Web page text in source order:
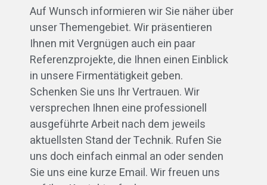
Auf Wunsch informieren wir Sie näher über
unser Themengebiet. Wir präsentieren
Ihnen mit Vergnügen auch ein paar
Referenzprojekte, die Ihnen einen Einblick
in unsere Firmentätigkeit geben.
Schenken Sie uns Ihr Vertrauen. Wir
versprechen Ihnen eine professionell
ausgeführte Arbeit nach dem jeweils
aktuellsten Stand der Technik. Rufen Sie
uns doch einfach einmal an oder senden
Sie uns eine kurze Email. Wir freuen uns